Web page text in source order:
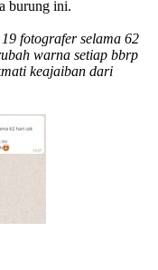
burung ini.
fotografer selama 62
warna setiap bbrp
keajaiban dari